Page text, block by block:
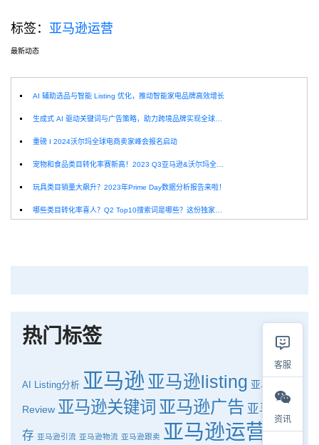
标签： 亚马逊运营
最新动态
AI 辅助选品与智能 Listing 优化，推动智能家电品牌高效增长
生成式 AI 驱动关键词与广告策略，助力跨境品牌实现全球增长突破
重磅 I 2024沃尔玛全球电商卖家峰会报名启动
宠物和食品类目转化率赛新高！2023 Q3亚马逊&沃尔玛全球电商CPC数据发布！
玩具类目销量大飙升？2023年Prime Day数据分析报告来啦！
哪些类目转化率喜人？Q2 Top10搜索词是哪些？这份独家报告来解答！
热门标签
AI Listing分析 亚马逊 亚马逊listing 亚马逊
Review 亚马逊关键词 亚马逊广告 亚马逊库
存 亚马逊引流 亚马逊物流 亚马逊跟卖 亚马逊运营亚
客服
资讯